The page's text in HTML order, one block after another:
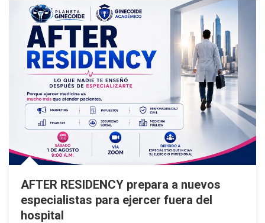
En
RD,
Alertan
Pediatras
AFTER RESIDENCY prepara a nuevos
especialistas para ejercer fuera del
hospital